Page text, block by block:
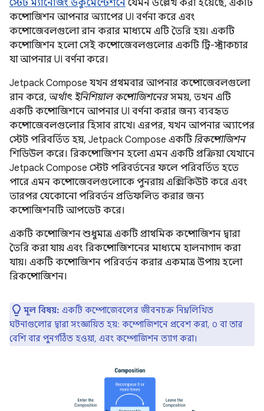
স্টেট ম্যানেজিং ডকুমেন্টেশনে যেমন উল্লেখ করা হয়েছে, একটি
কম্পোজিশন আপনার অ্যাপের UI বর্ণনা করে এবং
কম্পোজেবলগুলো রান করার মাধ্যমে এটি তৈরি হয়। একটি
কম্পোজিশন হলো সেই কম্পোজেবলগুলোর একটি ট্রি-স্ট্রাকচার
যা আপনার UI বর্ণনা করে।
Jetpack Compose যখন প্রথমবার আপনার কম্পোজেবলগুলো
রান করে, অর্থাৎ ইনিশিয়াল কম্পোজিশনেরসময়, তখন এটি
একটি কম্পোজিশনে আপনার UI বর্ণনা করার জন্য ব্যবহৃত
কম্পোজেবলগুলোর হিসাব রাখে। এরপর, যখন আপনার অ্যাপের
স্টেট পরিবর্তিত হয়, Jetpack Compose একটি রিকম্পোজিশন
শিডিউল করে। রিকম্পোজিশন হলো এমন একটি প্রক্রিয়া যেখানে
Jetpack Compose স্টেট পরিবর্তনের ফলে পরিবর্তিত হতে
পারে এমন কম্পোজেবলগুলোকে পুনরায় এক্সিকিউট করে এবং
তারপর যেকোনো পরিবর্তন প্রতিফলিত করার জন্য
কম্পোজিশনটি আপডেট করে।
একটি কম্পোজিশন শুধুমাত্র একটি প্রাথমিক কম্পোজিশন দ্বারা
তৈরি করা যায় এবং রিকম্পোজিশনের মাধ্যমে হালনাগাদ করা
যায়। একটি কম্পোজিশন পরিবর্তন করার একমাত্র উপায় হলো
রিকম্পোজিশন।
মূল বিষয়: একটি কম্পোজেবলের জীবনচক্র নিম্নলিখিত
ঘটনাগুলোর দ্বারা সংজ্ঞায়িত হয়: কম্পোজিশনে প্রবেশ করা, ০ বা তার
বেশি বার পুনর্গঠিত হওয়া, এবং কম্পোজিশন ত্যাগ করা।